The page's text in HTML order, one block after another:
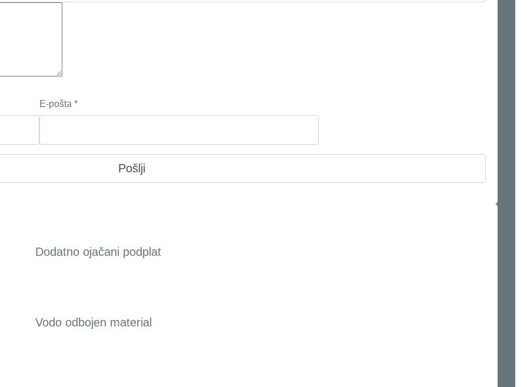
E-pošta*
Dodatno ojačani podplat
Vodo odbojen material